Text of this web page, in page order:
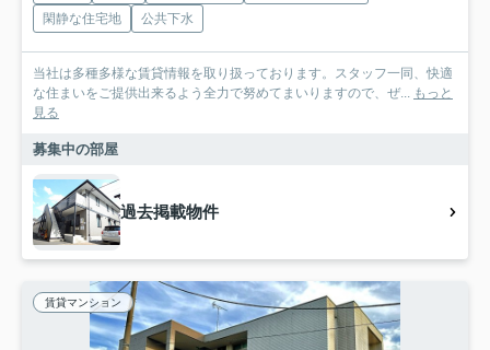
閑静な住宅地
公共下水
当社は多種多様な賃貸情報を取り扱っております。スタッフ一同、快適
な住まいをご提供出来るよう全力で努めてまいりますので、ぜ... もっと
見る
募集中の部屋
過去掲載物件
賃貸マンション